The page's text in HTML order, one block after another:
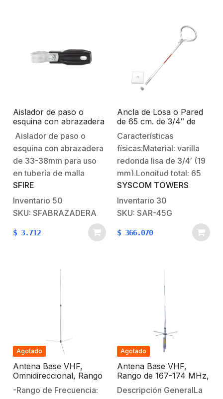
TwistPort permite
Aislador de paso o
esquina con abrazadera
incluida de 33-38mm
para uso en tubería de
malla ciclónica.
Aislador de paso o
esquina con abrazadera
de 33-38mm para uso
en tubería de malla
ciclónica.Las resinas
utilizadas en los
aisladores es 100 %
calidad.Abrazadera de
cortosFlexibilidad y…
SFIRE
Inventario 50
SKU: SFABRAZADERA
$ 3.712
Ancla de Losa o Pared
de 65 cm. de 3/4″ de
Grosor Galvanizada por
Inmersión en Caliente.
Características
físicas:Material: varilla
redonda lisa de 3/4′ (19
mm).Longitud total: 65
cms. Argolla: 14 cm de
diámetro.Galvanizado:
Inmersión en
kgProducto Elaborado
para alturas de torre de
inferiores.Tipo: Pared o
losa.Es entregada con
arandela y tuerca…
SYSCOM TOWERS
Inventario 30
SKU: SAR-45G
$ 366.070
Agotado
Antena Base VHF,
Omnidireccional, Rango
de Frecuencia 136 – 174
MHz, 6dB.
-Rango de Frecuencia:
Agotado
Antena Base VHF,
Rango de 167-174 MHz,
7 dB de ganancia
Descripción GeneralLa